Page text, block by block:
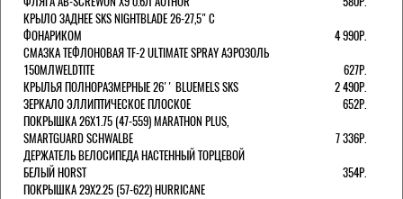
КРЫЛО ЗАДНЕЕ SKS NIGHTBLADE 26-27,5" С
ФОНАРИКОМ
4 990Р.
СМАЗКА ТЕФЛОНОВАЯ TF-2 ULTIMATE SPRAY АЭРОЗОЛЬ
150МЛWELDTITE
627Р.
КРЫЛЬЯ ПОЛНОРАЗМЕРНЫЕ 26'' BLUEMELS SKS
2 490Р.
ЗЕРКАЛО ЭЛЛИПТИЧЕСКОЕ ПЛОСКОЕ
652Р.
ПОКРЫШКА 26X1.75 (47-559) MARATHON PLUS,
SMARTGUARD SCHWALBE
7 336Р.
ДЕРЖАТЕЛЬ ВЕЛОCИПЕДА НАСТЕННЫЙ ТОРЦЕВОЙ
БЕЛЫЙ HORST
354Р.
ПОКРЫШКА 29X2.25 (57-622) HURRICANE